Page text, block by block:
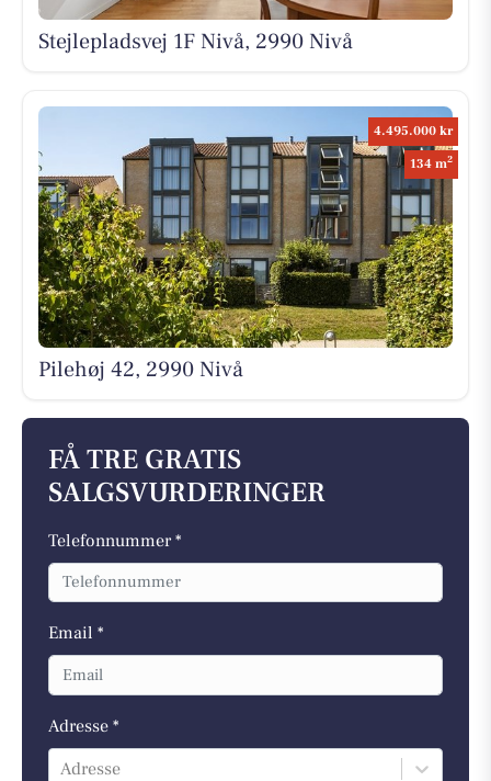
Stejlepladsvej 1F Nivå, 2990 Nivå
4.495.000 kr
134 m2
Pilehøj 42, 2990 Nivå
FÅ TRE GRATIS
SALGSVURDERINGER
Telefonnummer *
Email *
Adresse *
Adresse